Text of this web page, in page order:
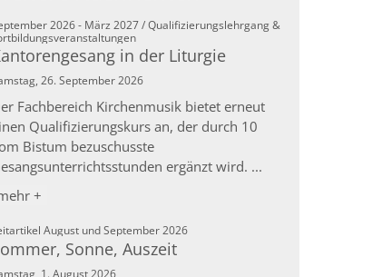
2026 - März 2027 / Qualifizierungslehrgang &
:
in der Liturgie
26. September 2026
Fachbereich Kirchenmusik bietet erneut
Qualifizierungskurs an, der durch 10
Bistum bezuschusste
ergänzt wird. ...
+
August und September 2026:
Sonne, Auszeit
1. August 2026